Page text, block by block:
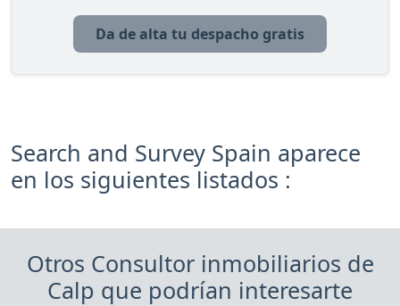
Da de alta tu despacho gratis
Search and Survey Spain aparece
en los siguientes listados :
Otros Consultor inmobiliarios de
Calp que podrían interesarte